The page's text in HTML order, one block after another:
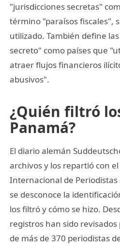
"jurisdicciones secretas"
término "paraísos fiscales",
utilizado. También define
secreto" como países que
atraer flujos financieros
abusivos".
¿Quién filtró
Panamá?
El diario alemán
archivos y los repartió con
Internacional de
se desconoce la
los filtró y cómo se hizo.
registros han sido
de más de 370 periodistas